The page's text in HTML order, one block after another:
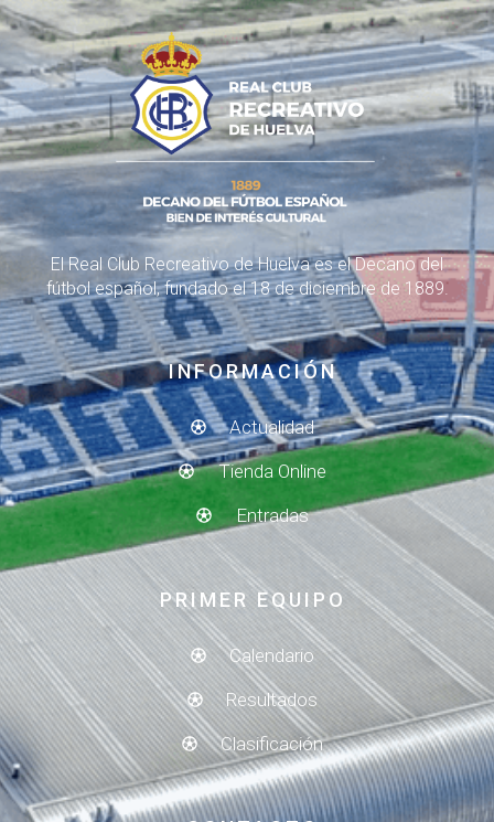
El Real Club Recreativo de Huelva es el Decano del
fútbol español, fundado el 18 de diciembre de 1889.
INFORMACIÓN
Actualidad
Tienda Online
Entradas
PRIMER EQUIPO
Calendario
Resultados
Clasificación